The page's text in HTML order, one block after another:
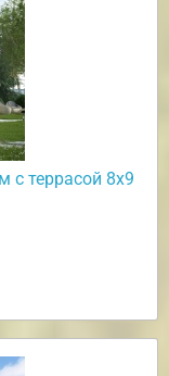
террасой 8х9